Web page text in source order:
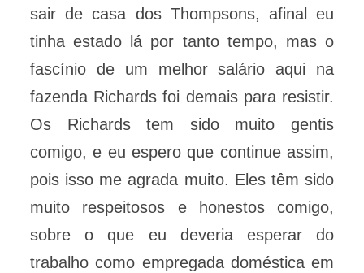
sair de casa dos Thompsons, afinal eu
tinha estado lá por tanto tempo, mas o
fascínio de um melhor salário aqui na
fazenda Richards foi demais para resistir.
Os Richards tem sido muito gentis
comigo, e eu espero que continue assim,
pois isso me agrada muito. Eles têm sido
muito respeitosos e honestos comigo,
sobre o que eu deveria esperar do
trabalho como empregada doméstica em